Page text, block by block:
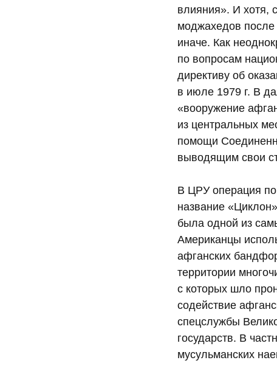
влияния». И хотя,
моджахедов после
иначе. Как
по вопросам
директиву об
в июле 1979 г. В
«вооружение
из центральных
помощи
выводящим свои
В ЦРУ операция
название
была одной из
Американцы
афганских
территории
с которых шло
содействие
спецслужбы
государств. В
мусульманских